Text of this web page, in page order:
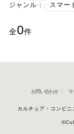
ジャンル：
スマー
全0件
お問い合わせ サ
カルチュア・コンビ